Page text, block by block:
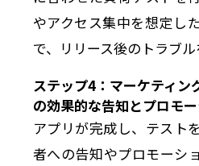
やアクセス集中を想定し
で、リリース後のトラブル
ステップ4：マーケティ
の効果的な告知とプロモ
アプリが完成し、テスト
者への告知やプロモーシ